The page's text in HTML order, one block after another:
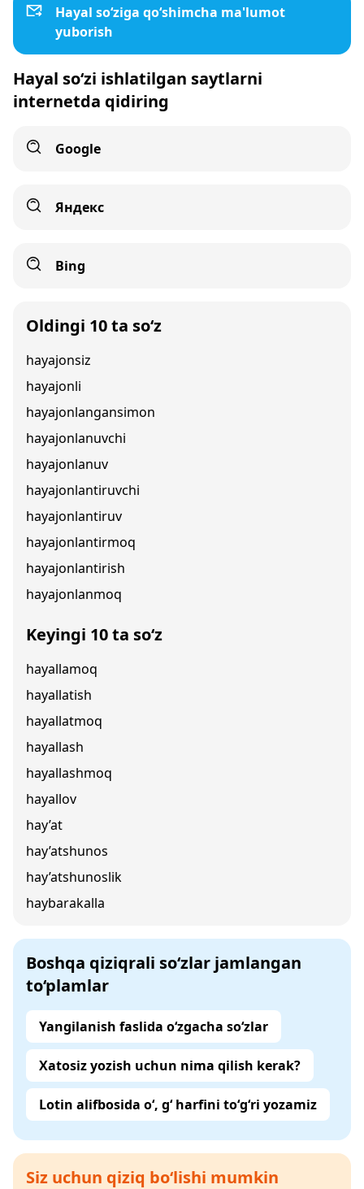
Hayal so‘ziga qo‘shimcha ma'lumot
yuborish
Hayal so‘zi ishlatilgan saytlarni
internetda qidiring
Google
Яндекс
Bing
Oldingi 10 ta so‘z
hayajonsiz
hayajonli
hayajonlangansimon
hayajonlanuvchi
hayajonlanuv
hayajonlantiruvchi
hayajonlantiruv
hayajonlantirmoq
hayajonlantirish
hayajonlanmoq
Keyingi 10 ta so‘z
hayallamoq
hayallatish
hayallatmoq
hayallash
hayallashmoq
hayallov
hay’at
hay’atshunos
hay’atshunoslik
haybarakalla
Boshqa qiziqrali so‘zlar jamlangan
to‘plamlar
Yangilanish faslida o‘zgacha so‘zlar
Xatosiz yozish uchun nima qilish kerak?
Lotin alifbosida o‘, g‘ harfini to‘g‘ri yozamiz
Siz uchun qiziq bo‘lishi mumkin